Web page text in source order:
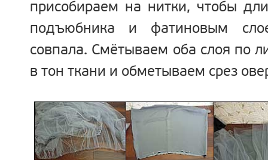
присобираем на нитки, чтобы
подъюбника и фатиновым
совпала. Смётываем оба слоя по
в тон ткани и обметываем срез